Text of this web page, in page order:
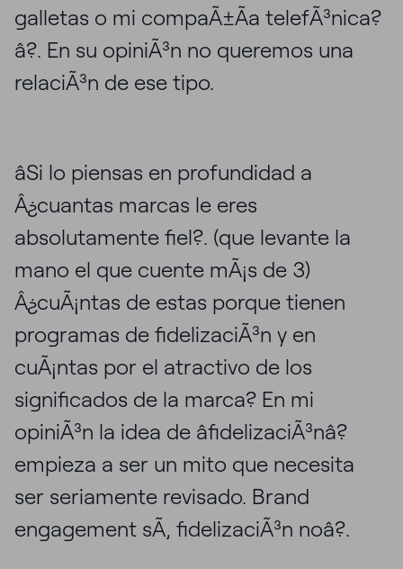
galletas o mi compaÃ±Ã­a telefÃ³nica?
â?. En su opiniÃ³n no queremos una
relaciÃ³n de ese tipo.
âSi lo piensas en profundidad a
Â¿cuantas marcas le eres
absolutamente fiel?. (que levante la
mano el que cuente mÃ¡s de 3)
Â¿cuÃ¡ntas de estas porque tienen
programas de fidelizaciÃ³n y en
cuÃ¡ntas por el atractivo de los
significados de la marca? En mi
opiniÃ³n la idea de âfidelizaciÃ³nâ?
empieza a ser un mito que necesita
ser seriamente revisado. Brand
engagement sÃ­, fidelizaciÃ³n noâ?.